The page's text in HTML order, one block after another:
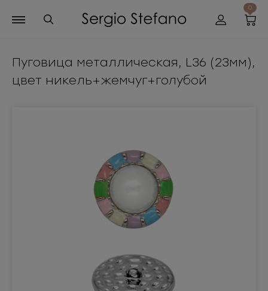
0
Пуговица металлическая, L36 (23мм),
цвет никель+жемчуг+голубой